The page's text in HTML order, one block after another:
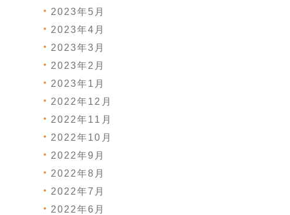
2023年5月
2023年4月
2023年3月
2023年2月
2023年1月
2022年12月
2022年11月
2022年10月
2022年9月
2022年8月
2022年7月
2022年6月